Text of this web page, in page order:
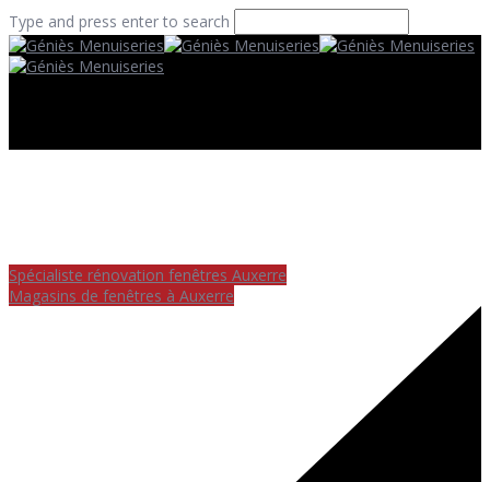
Type and press enter to search
Spécialiste rénovation fenêtres Auxerre
Magasins de fenêtres à Auxerre